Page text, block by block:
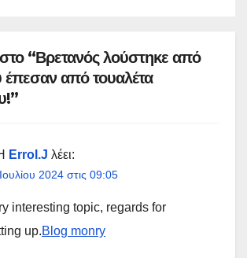
“Βρετανός λούστηκε από
από τουαλέτα
Errol.J λέει:
2024 στις 09:05
interesting topic, regards for
up.Blog monry